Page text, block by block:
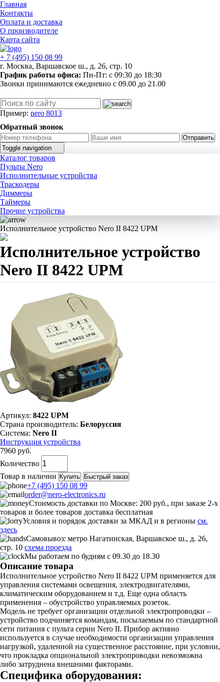
Главная
Контакты
Оплата и доставка
О производителе
Карта сайта
+ 7 (495) 150 08 99
г. Москва, Варшавское ш., д. 26, стр. 10
График работы офиса: Пн-Пт: c 09:30 до 18:30
Звонки принимаются ежедневно с 09.00 до 21.00
Пример: nero 8013
Обратный звонок
Отправить
Toggle navigation
Каталог товаров
Пульты Nero
Исполнительные устройства
Траскодеры
Диммеры
Таймеры
Прочие устройства
В корзине0товара
eAGkWQupPmNs
Главная
Системы управления по сети 220В
Система Nero II
Исполнительное устройство Nero II 8422 UPM
Исполнительное устройство
Nero II 8422 UPM
Артикул: 8422 UPM
Страна производитель: Белоруссия
Система: Nero II
Инструкция устройства
7960 руб.
Количество
Товар в наличии Купить Быстрый заказ
+7 (495) 150 08 99
order@nero-electronics.ru
Стоимость доставки по Москве: 200 руб., при заказе 2-х
товаров и более товаров доставка бесплатная
Условия и порядок доставки за МКАД и в регионы см.
здесь
Самовывоз: метро Нагатинская, Варшавское ш., д. 26,
стр. 10 схема проезда
Мы работаем по будням с 09.30 до 18.30
Описание товара
Исполнительное устройство Nero II 8422 UPM применяется для
управления системами освещения, электродвигателями,
климатическим оборудованием и т.д. Еще одна область
применения – обустройство управляемых розеток.
Модель не требует организации отдельной электропроводки –
устройство подчиняется командам, посылаемым по стандартной
сети питания с пульта серии Nero II. Прибор активно
используется в случае необходимости организации управления
нагрузкой, удаленной на существенное расстояние, при условии,
что прокладка опциональной электропроводки невозможна
либо затруднена внешними факторами.
Специфика оборудования: